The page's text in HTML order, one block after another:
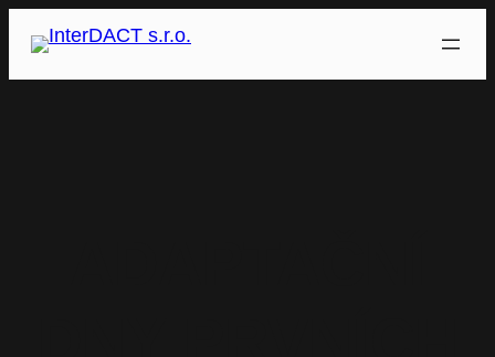
Přeskočit